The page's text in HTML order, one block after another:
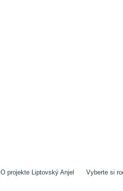
O projekte Liptovský Anjel Vyberte si